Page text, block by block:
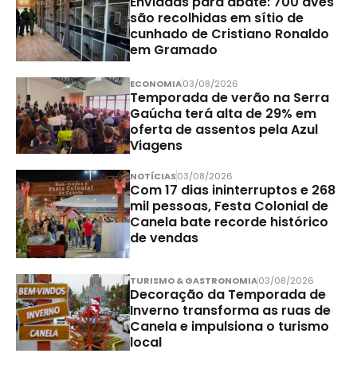
são recolhidas em sítio de
cunhado de Cristiano Ronaldo
em Gramado
ECONOMIA03/08/2026
Temporada de verão na Serra
Gaúcha terá alta de 29% em
oferta de assentos pela Azul
Viagens
NOTÍCIAS03/08/2026
Com 17 dias ininterruptos e 268
mil pessoas, Festa Colonial de
Canela bate recorde histórico
de vendas
TURISMO & GASTRONOMIA03/08/2026
Decoração da Temporada de
Inverno transforma as ruas de
Canela e impulsiona o turismo
local